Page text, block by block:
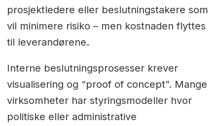
prosjektledere eller beslutningstakere som
vil minimere risiko – men kostnaden flyttes
til leverandørene.
Interne beslutningsprosesser krever
visualisering og “proof of concept”. Mange
virksomheter har styringsmodeller hvor
politiske eller administrative